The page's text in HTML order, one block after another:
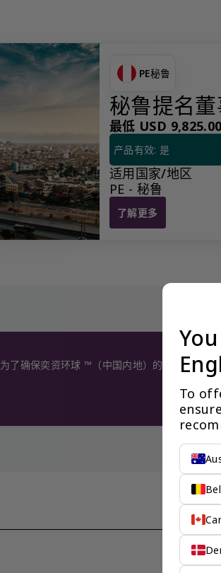
PE秘鲁
秘鲁提名
最低 USD
产品有效: 是
适用国家/地区
PE - 秘鲁
了解更多
秘鲁提名董事
没
为了确保奕资环球 ™（中国内地）的服务质量标
To